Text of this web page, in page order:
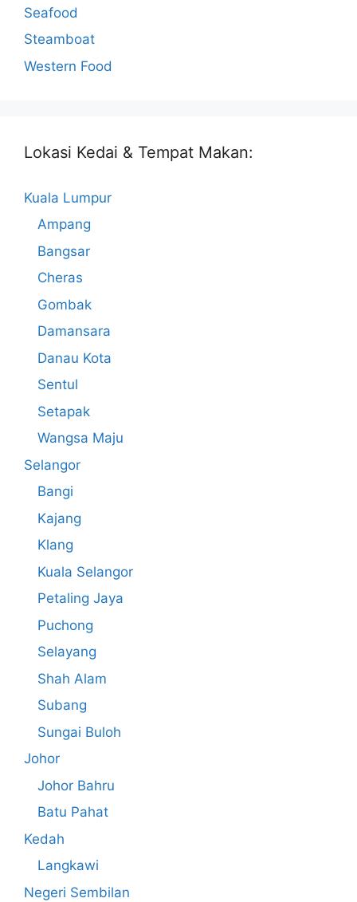
Seafood
Steamboat
Western Food
Lokasi Kedai & Tempat Makan:
Kuala Lumpur
Ampang
Bangsar
Cheras
Gombak
Damansara
Danau Kota
Sentul
Setapak
Wangsa Maju
Selangor
Bangi
Kajang
Klang
Kuala Selangor
Petaling Jaya
Puchong
Selayang
Shah Alam
Subang
Sungai Buloh
Johor
Johor Bahru
Batu Pahat
Kedah
Langkawi
Negeri Sembilan